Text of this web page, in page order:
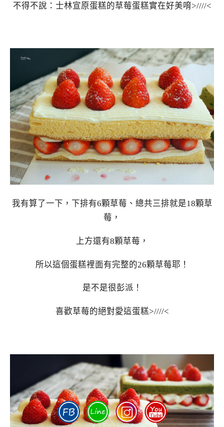
不得不說：士林宣原蛋糕的草莓蛋糕實在好美唷>////<
我有算了一下，下排有6顆草莓、總共三排就是18顆草
莓，
上方還有8顆草莓，
所以這個蛋糕裡面有完整的26顆草莓耶！
是不是很彭派！
喜歡草莓的絕對愛這蛋糕>////<